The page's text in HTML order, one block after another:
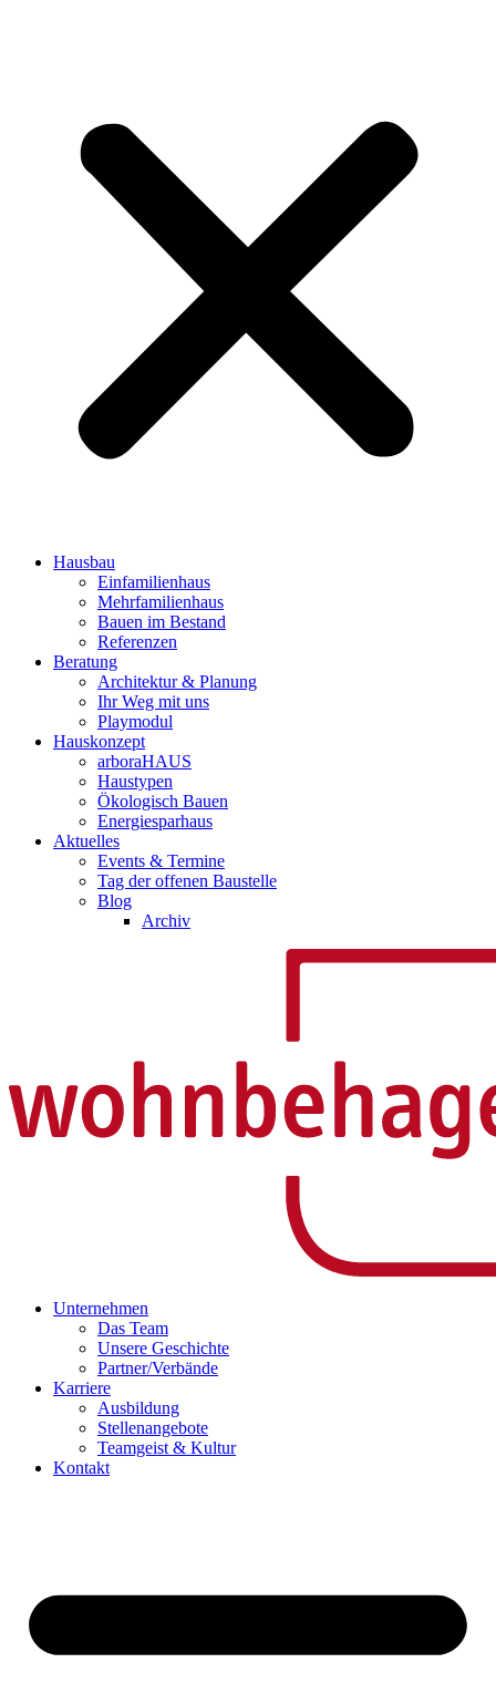
Hausbau
Einfamilienhaus
Mehrfamilienhaus
Bauen im Bestand
Referenzen
Beratung
Architektur & Planung
Ihr Weg mit uns
Playmodul
Hauskonzept
arboraHAUS
Haustypen
Ökologisch Bauen
Energiesparhaus
Aktuelles
Events & Termine
Tag der offenen Baustelle
Blog
Archiv
Unternehmen
Das Team
Unsere Geschichte
Partner/Verbände
Karriere
Ausbildung
Stellenangebote
Teamgeist & Kultur
Kontakt